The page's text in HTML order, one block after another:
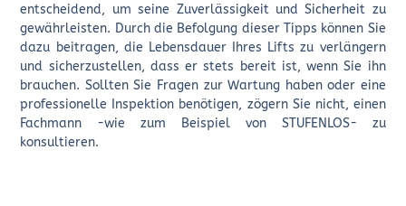
entscheidend, um seine Zuverlässigkeit und Sicherheit zu
gewährleisten. Durch die Befolgung dieser Tipps können Sie
dazu beitragen, die Lebensdauer Ihres Lifts zu verlängern
und sicherzustellen, dass er stets bereit ist, wenn Sie ihn
brauchen. Sollten Sie Fragen zur Wartung haben oder eine
professionelle Inspektion benötigen, zögern Sie nicht, einen
Fachmann -wie zum Beispiel von STUFENLOS- zu
konsultieren.